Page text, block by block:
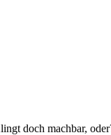
doch machbar,